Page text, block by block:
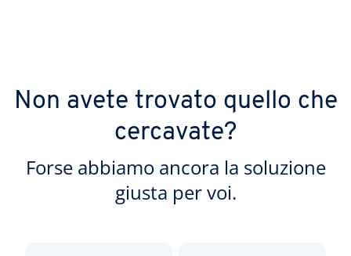
Non avete trovato quello che
cercavate?
Forse abbiamo ancora la soluzione
giusta per voi.